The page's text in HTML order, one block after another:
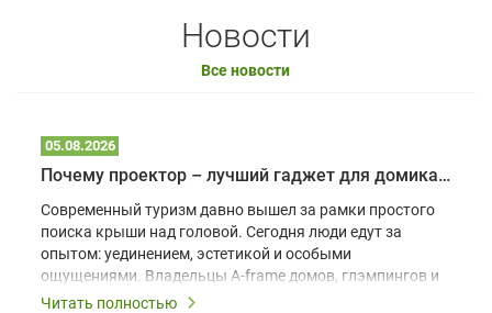
Новости
Все новости
05.08.2026
Почему проектор – лучший гаджет для домика в глэмпинге
Современный туризм давно вышел за рамки простого
поиска крыши над головой. Сегодня люди едут за
опытом: уединением, эстетикой и особыми
ощущениями. Владельцы A-frame домов, глэмпингов и
шале понимают, что конкуренция растет, и
Читать полностью